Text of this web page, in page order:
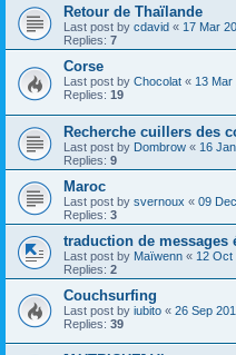
Retour de Thaïlande
Last post by cdavid « 17 Mar
Replies: 7
Corse
Last post by Chocolat « 13 Mar
Replies: 19
Recherche cuillers des
Last post by Dombrow « 16
Replies: 9
Maroc
Last post by svernoux « 09
Replies: 3
traduction de messages
Last post by Maïwenn « 12 Oct
Replies: 2
Couchsurfing
Last post by iubito « 26 Sep
Replies: 39